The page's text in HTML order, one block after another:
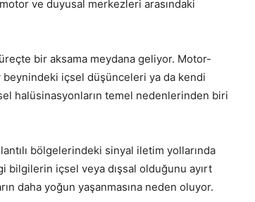
ve duyusal merkezleri arasındaki
bir aksama meydana geliyor. Motor-
içsel düşünceleri ya da kendi
halüsinasyonların temel nedenlerinden biri
bölgelerindeki sinyal iletim yollarında
bilgilerin içsel veya dışsal olduğunu ayırt
daha yoğun yaşanmasına neden oluyor.